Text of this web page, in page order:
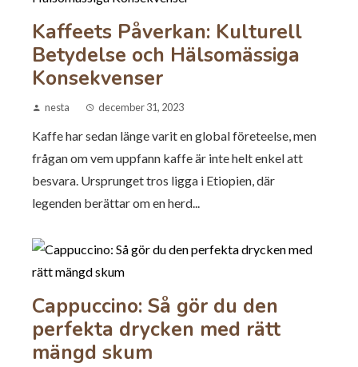
Kaffeets Påverkan: Kulturell
Betydelse och Hälsomässiga
Konsekvenser
nesta december 31, 2023
Kaffe har sedan länge varit en global företeelse, men
frågan om vem uppfann kaffe är inte helt enkel att
besvara. Ursprunget tros ligga i Etiopien, där
legenden berättar om en herd...
Cappuccino: Så gör du den
perfekta drycken med rätt
mängd skum